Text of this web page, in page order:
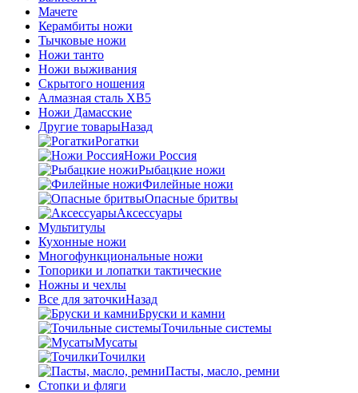
Мачете
Керамбиты ножи
Тычковые ножи
Ножи танто
Ножи выживания
Скрытого ношения
Алмазная сталь ХВ5
Ножи Дамасские
Другие товарыНазад
Рогатки
Ножи Россия
Рыбацкие ножи
Филейные ножи
Опасные бритвы
Аксессуары
Мультитулы
Кухонные ножи
Многофункциональные ножи
Топорики и лопатки тактические
Ножны и чехлы
Все для заточкиНазад
Бруски и камни
Точильные системы
Мусаты
Точилки
Пасты, масло, ремни
Стопки и фляги